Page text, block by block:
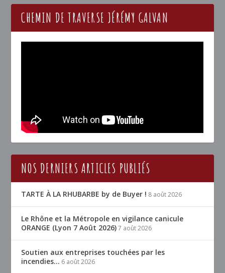
CHEMIN DE TRAVERSE JÉRÉMY GALVAN
NOS DERNIERS ARTICLES PUBLIÉS
TARTE À LA RHUBARBE by de Buyer ! 8 août 2026
Le Rhône et la Métropole en vigilance canicule
ORANGE (Lyon 7 Août 2026) 7 août 2026
Soutien aux entreprises touchées par les
incendies… 6 août 2026